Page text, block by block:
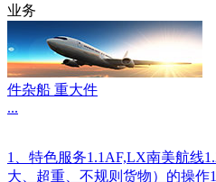
业务
件杂船 重大件
...
1、特色服务1.1AF,LX南美航线
大、超重、不规则货物）的操作